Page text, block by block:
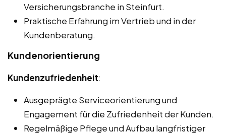
Versicherungsbranche in Steinfurt.
Praktische Erfahrung im Vertrieb und in der
Kundenberatung.
Kundenorientierung
Kundenzufriedenheit:
Ausgeprägte Serviceorientierung und
Engagement für die Zufriedenheit der Kunden.
Regelmäßige Pflege und Aufbau langfristiger